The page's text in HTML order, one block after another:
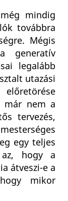
mindig
továbbra
Mégis
generatív
legalább
utazási
már nem a
tervezés,
egy teljes
hogy a
átveszi-e a
mikor